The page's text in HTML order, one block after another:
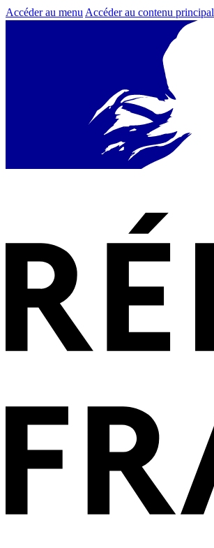
Accéder au menu Accéder au contenu principal